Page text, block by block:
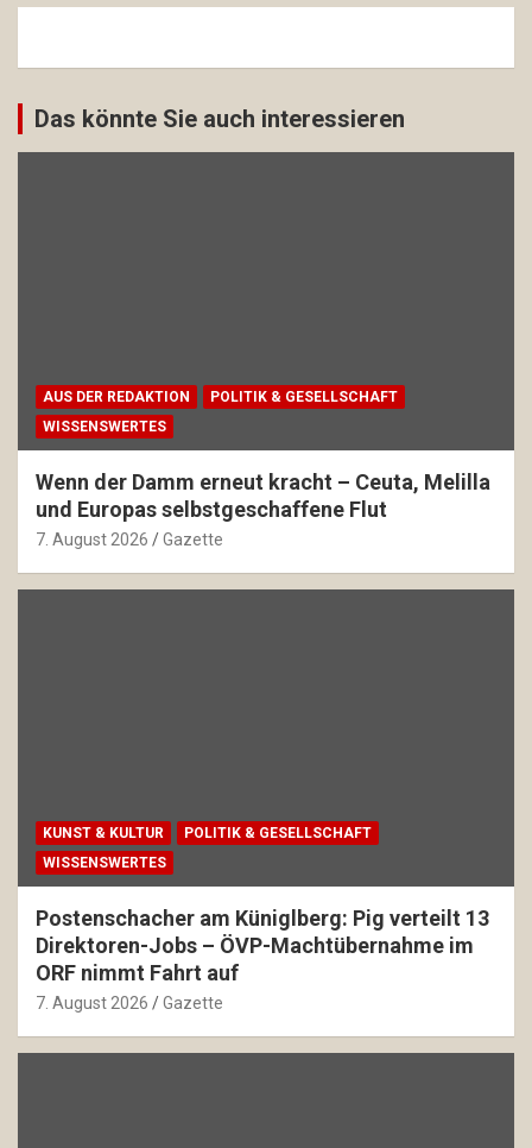
Das könnte Sie auch interessieren
AUS DER REDAKTION
POLITIK & GESELLSCHAFT
WISSENSWERTES
Wenn der Damm erneut kracht – Ceuta, Melilla
und Europas selbstgeschaffene Flut
7. August 2026 Gazette
KUNST & KULTUR
POLITIK & GESELLSCHAFT
WISSENSWERTES
Postenschacher am Küniglberg: Pig verteilt 13
Direktoren-Jobs – ÖVP-Machtübernahme im
ORF nimmt Fahrt auf
7. August 2026 Gazette